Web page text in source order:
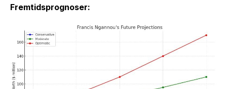
Fremtidsprognoser: